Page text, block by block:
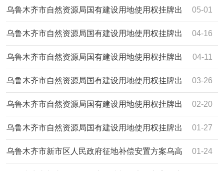
让公告 市自然挂告字【2025】17号 05-01
乌鲁木齐市自然资源局国有建设用地使用权挂牌出
让公告 市自然挂告字【2025】15号 04-16
乌鲁木齐市自然资源局国有建设用地使用权挂牌出
让公告 市自然挂告字【2025】13号.png 04-11
乌鲁木齐市自然资源局国有建设用地使用权挂牌出
让公告 市自然挂告字【2025】12号 03-26
乌鲁木齐市自然资源局国有建设用地使用权挂牌出
让公告 市自然挂告字【2025】10号 02-20
乌鲁木齐市自然资源局国有建设用地使用权挂牌出
让公告 市自然挂告字【2025】5号 01-27
乌鲁木齐市自然资源局国有建设用地使用权挂牌出
让公告 市自然挂告字【2025】3号 01-24
乌鲁木齐市新市区人民政府征地补偿安置方案乌高